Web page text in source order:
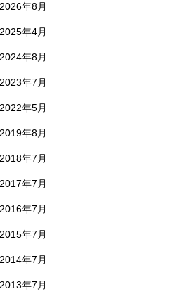
2026年8月
2025年4月
2024年8月
2023年7月
2022年5月
2019年8月
2018年7月
2017年7月
2016年7月
2015年7月
2014年7月
2013年7月